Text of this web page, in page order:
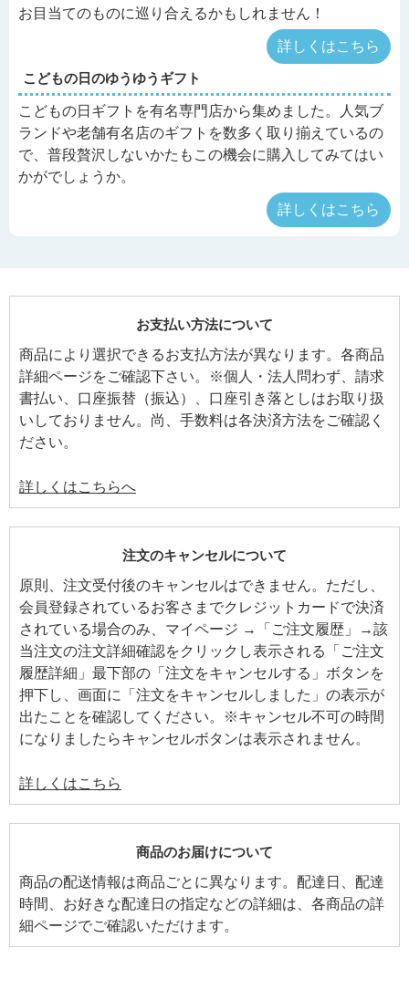
お目当てのものに巡り合えるかもしれません！
詳しくはこちら
こどもの日のゆうゆうギフト
こどもの日ギフトを有名専門店から集めました。人気ブ
ランドや老舗有名店のギフトを数多く取り揃えているの
で、普段贅沢しないかたもこの機会に購入してみてはい
かがでしょうか。
詳しくはこちら
お支払い方法について
商品により選択できるお支払方法が異なります。各商品
詳細ページをご確認下さい。※個人・法人問わず、請求
書払い、口座振替（振込）、口座引き落としはお取り扱
いしておりません。尚、手数料は各決済方法をご確認く
ださい。
詳しくはこちらへ
注文のキャンセルについて
原則、注文受付後のキャンセルはできません。ただし、
会員登録されているお客さまでクレジットカードで決済
されている場合のみ、マイページ →「ご注文履歴」→該
当注文の注文詳細確認をクリックし表示される「ご注文
履歴詳細」最下部の「注文をキャンセルする」ボタンを
押下し、画面に「注文をキャンセルしました」の表示が
出たことを確認してください。※キャンセル不可の時間
になりましたらキャンセルボタンは表示されません。
詳しくはこちら
商品のお届けについて
商品の配送情報は商品ごとに異なります。配達日、配達
時間、お好きな配達日の指定などの詳細は、各商品の詳
細ページでご確認いただけます。